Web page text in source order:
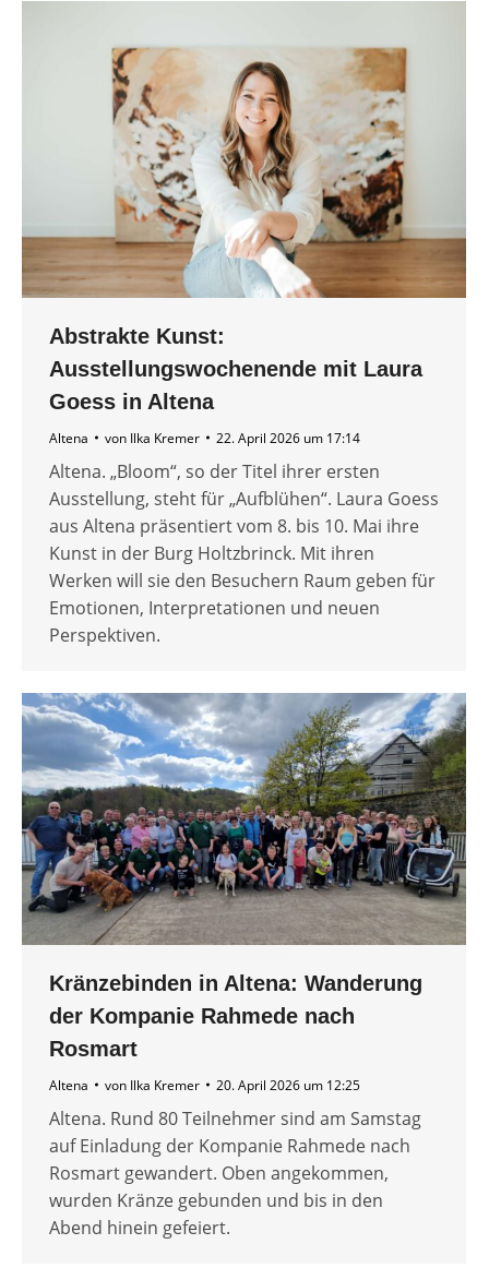
Abstrakte Kunst:
Ausstellungswochenende mit Laura
Goess in Altena
Altena von Ilka Kremer 22. April 2026 um 17:14
Altena. „Bloom“, so der Titel ihrer ersten
Ausstellung, steht für „Aufblühen“. Laura Goess
aus Altena präsentiert vom 8. bis 10. Mai ihre
Kunst in der Burg Holtzbrinck. Mit ihren
Werken will sie den Besuchern Raum geben für
Emotionen, Interpretationen und neuen
Perspektiven.
Kränzebinden in Altena: Wanderung
der Kompanie Rahmede nach
Rosmart
Altena von Ilka Kremer 20. April 2026 um 12:25
Altena. Rund 80 Teilnehmer sind am Samstag
auf Einladung der Kompanie Rahmede nach
Rosmart gewandert. Oben angekommen,
wurden Kränze gebunden und bis in den
Abend hinein gefeiert.